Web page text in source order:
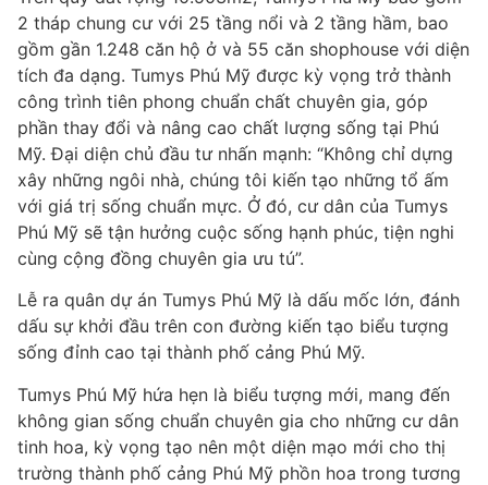
2 tháp chung cư với 25 tầng nổi và 2 tầng hầm, bao
gồm gần 1.248 căn hộ ở và 55 căn shophouse với diện
tích đa dạng. Tumys Phú Mỹ được kỳ vọng trở thành
công trình tiên phong chuẩn chất chuyên gia, góp
phần thay đổi và nâng cao chất lượng sống tại Phú
Mỹ. Đại diện chủ đầu tư nhấn mạnh: “Không chỉ dựng
xây những ngôi nhà, chúng tôi kiến tạo những tổ ấm
với giá trị sống chuẩn mực. Ở đó, cư dân của Tumys
Phú Mỹ sẽ tận hưởng cuộc sống hạnh phúc, tiện nghi
cùng cộng đồng chuyên gia ưu tú”.
Lễ ra quân dự án Tumys Phú Mỹ là dấu mốc lớn, đánh
dấu sự khởi đầu trên con đường kiến tạo biểu tượng
sống đỉnh cao tại thành phố cảng Phú Mỹ.
Tumys Phú Mỹ hứa hẹn là biểu tượng mới, mang đến
không gian sống chuẩn chuyên gia cho những cư dân
tinh hoa, kỳ vọng tạo nên một diện mạo mới cho thị
trường thành phố cảng Phú Mỹ phồn hoa trong tương